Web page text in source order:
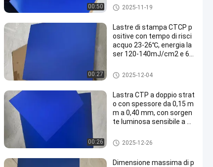
00:50 Clichè di CTCP
2025-11-19
00:27
Lastre di stampa CTCP p
ositive con tempo di risci
acquo 23-26℃, energia la
ser 120-140mJ/cm2 e 60
Clichè di CTCP
2025-12-04
00:26
Lastra CTP a doppio strat
o con spessore da 0,15 m
m a 0,40 mm, con sorgen
te luminosa sensibile a 83
a di 24 mesi
Piatto di doppio strato PCT
2025-12-26
Dimensione massima di p